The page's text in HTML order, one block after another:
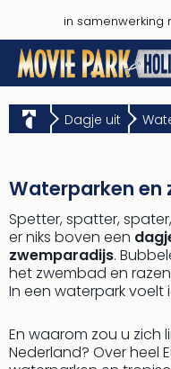
in samenwerking
Dagje uit
Waterparken en
Spetter, spatter,
er niks boven een
zwemparadijs.
het zwembad en
In een waterpark voelt
En waarom zou u zich
Nederland? Over heel